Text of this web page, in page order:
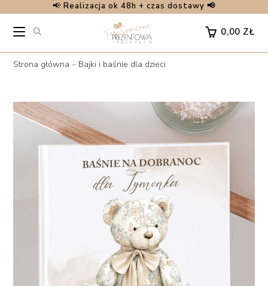
content
📢 Realizacja ok 48h + czas dostawy 📢
0,00 ZŁ
Strona główna – Bajki i baśnie dla dzieci